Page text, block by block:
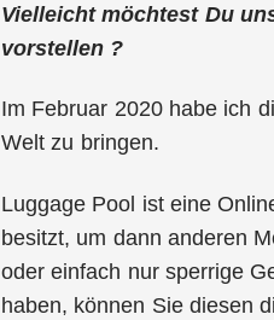
Vielleicht möchtest Du
vorstellen ?
Im Februar 2020 habe ich
Welt zu bringen.
Luggage Pool ist eine
besitzt, um dann anderen
oder einfach nur sperrige
haben, können Sie diesen